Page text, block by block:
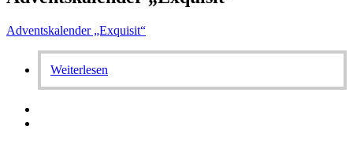
Adventskalender „Exquisit“
Weiterlesen